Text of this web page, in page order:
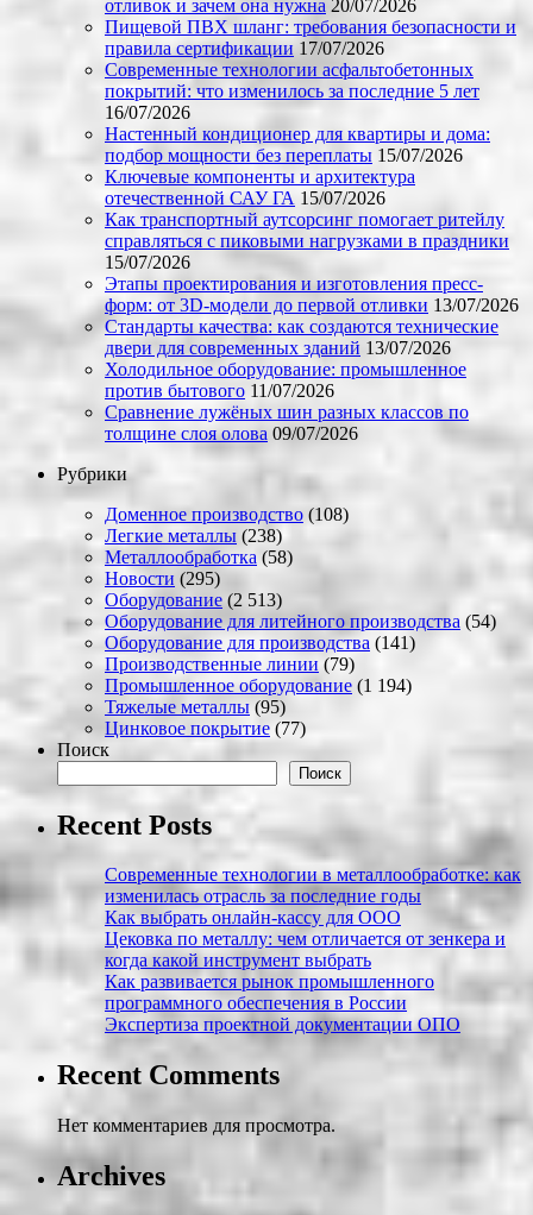
отливок и зачем она нужна 20/07/2026
Пищевой ПВХ шланг: требования безопасности и
правила сертификации 17/07/2026
Современные технологии асфальтобетонных
покрытий: что изменилось за последние 5 лет
16/07/2026
Настенный кондиционер для квартиры и дома:
подбор мощности без переплаты 15/07/2026
Ключевые компоненты и архитектура
отечественной САУ ГА 15/07/2026
Как транспортный аутсорсинг помогает ритейлу
справляться с пиковыми нагрузками в праздники
15/07/2026
Этапы проектирования и изготовления пресс-
форм: от 3D-модели до первой отливки 13/07/2026
Стандарты качества: как создаются технические
двери для современных зданий 13/07/2026
Холодильное оборудование: промышленное
против бытового 11/07/2026
Сравнение лужёных шин разных классов по
толщине слоя олова 09/07/2026
Рубрики
Доменное производство (108)
Легкие металлы (238)
Металлообработка (58)
Новости (295)
Оборудование (2 513)
Оборудование для литейного производства (54)
Оборудование для производства (141)
Производственные линии (79)
Промышленное оборудование (1 194)
Тяжелые металлы (95)
Цинковое покрытие (77)
Поиск
Поиск
Recent Posts
Современные технологии в металлообработке: как
изменилась отрасль за последние годы
Как выбрать онлайн-кассу для ООО
Цековка по металлу: чем отличается от зенкера и
когда какой инструмент выбрать
Как развивается рынок промышленного
программного обеспечения в России
Экспертиза проектной документации ОПО
Recent Comments
Нет комментариев для просмотра.
Archives